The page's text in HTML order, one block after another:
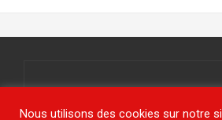
© www.jy-étais.com 2021
Nous utilisons des cookies sur notre